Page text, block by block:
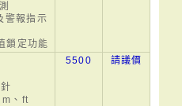
警報指示
鎖定功能
、ft
5500 請議價